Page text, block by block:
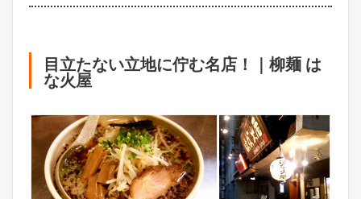
目立たない立地に佇む名店！｜柳麺 は
な火屋